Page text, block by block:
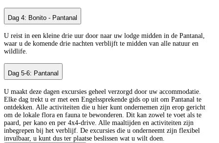
Dag 4: Bonito - Pantanal
U reist in een kleine drie uur door naar uw lodge midden in de Pantanal,
waar u de komende drie nachten verblijft te midden van alle natuur en
wildlife.
Dag 5-6: Pantanal
U maakt deze dagen excursies geheel verzorgd door uw accommodatie.
Elke dag trekt u er met een Engelssprekende gids op uit om Pantanal te
ontdekken. Alle activiteiten die u hier kunt ondernemen zijn erop gericht
om de lokale flora en fauna te bewonderen. Dit kan zowel te voet als te
paard, per kano en per 4x4-drive. Alle maaltijden en activiteiten zijn
inbegrepen bij het verblijf. De excursies die u onderneemt zijn flexibel
invulbaar, u kunt dus ter plaatse beslissen wat u wilt doen.